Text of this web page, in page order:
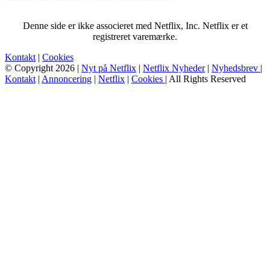
Denne side er ikke associeret med Netflix, Inc. Netflix er et
registreret varemærke.
Kontakt | Cookies
© Copyright 2026 | Nyt på Netflix | Netflix Nyheder| Nyhedsbrev |
Kontakt | Annoncering | Netflix | Cookies | All Rights Reserved